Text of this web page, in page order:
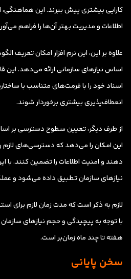
کارایی بیشتری پیش ببرند. این
اطلاعات و مدیریت بهتر آن‌ها را فراهم
علاوه بر این، این نرم افزار امکان تعریف
اساس نیازهای سازمانی ارائه می‌دهد. این
اسناد خود را با فرمت‌های متناسب با
انعطاف‌پذیری بیشتری برخوردار شوند.
از طرف دیگر، تعیین سطوح دسترسی بر
این امکان را می‌دهد که دسترسی‌های لازم
دهند و امنیت اطلاعات را تضمین کنند. با
نیازهای سازمان تطبیق داده می‌شود و
لازم به ذکر است که مدت زمان لازم برای
با توجه به پیچیدگی و حجم نیازهای
هفته تا چند ماه زمان‌بر است.
سخن پایانی